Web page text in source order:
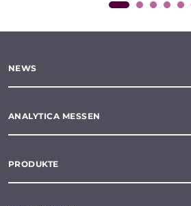
NEWS
ANALYTICA MESSEN
PRODUKTE